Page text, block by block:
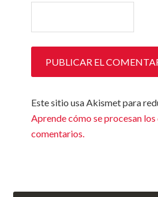
Este sitio usa Akismet para
Aprende cómo se procesan
comentarios.